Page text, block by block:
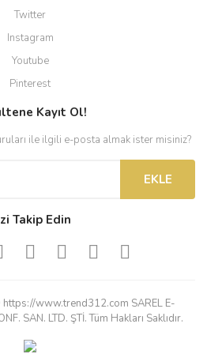
Twitter
Instagram
Youtube
Pinterest
Kayıt Ol!
ile ilgili e-posta almak ister misiniz?
EKLE
Takip Edin
www.trend312.com SAREL E-
SAN. LTD. ŞTİ. Tüm Hakları Saklıdır.